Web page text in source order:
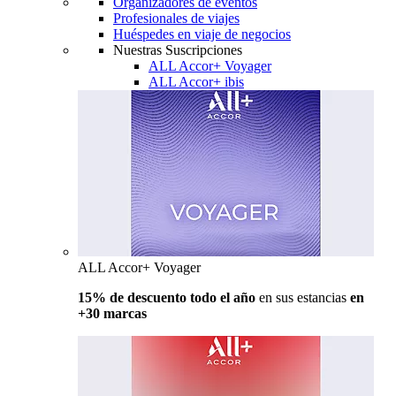
Profesionales de viajes
Huéspedes en viaje de negocios
Nuestras Suscripciones
ALL Accor+ Voyager
ALL Accor+ ibis
ALL Accor+ Voyager
15% de descuento todo el año en sus estancias en
+30 marcas